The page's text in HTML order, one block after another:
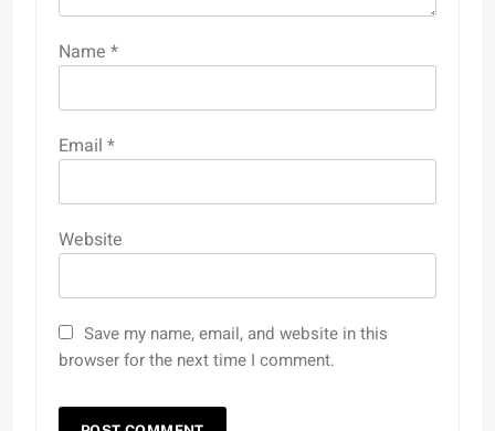
Name *
Email *
Website
Save my name, email, and website in this
browser for the next time I comment.